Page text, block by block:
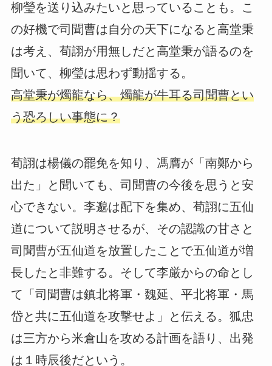
柳瑩を送り込みたいと思っていることも。こ
の好機で司聞曹は自分の天下になると高堂秉
は考え、荀詡が用無しだと高堂秉が語るのを
聞いて、柳瑩は思わず動揺する。
高堂秉が燭龍なら、燭龍が牛耳る司聞曹とい
う恐ろしい事態に？
荀詡は楊儀の罷免を知り、馮膺が「南鄭から
出た」と聞いても、司聞曹の今後を思うと安
心できない。李邈は配下を集め、荀詡に五仙
道について説明させるが、その認識の甘さと
司聞曹が五仙道を放置したことで五仙道が増
長したと非難する。そして李厳からの命とし
て「司聞曹は鎮北将軍・魏延、平北将軍・馬
岱と共に五仙道を攻撃せよ」と伝える。狐忠
は三方から米倉山を攻める計画を語り、出発
は１時辰後だという。